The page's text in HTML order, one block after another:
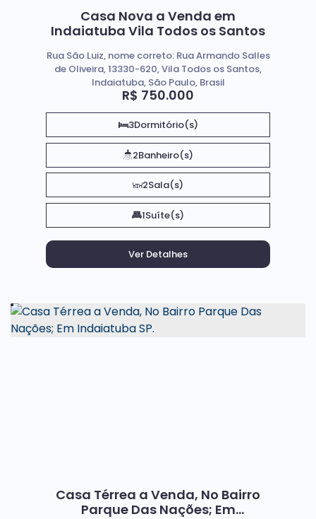
Casa Nova a Venda em
Indaiatuba Vila Todos os Santos
R$ 750.000
Rua São Luiz, nome correto: Rua Armando Salles
de Oliveira, 13330-620, Vila Todos os Santos,
Indaiatuba, São Paulo, Brasil
3Dormitório(s)
2Banheiro(s)
2Sala(s)
1Suíte(s)
Casa Térrea a Venda, No Bairro
Parque Das Nações; Em